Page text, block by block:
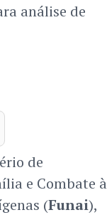
análise de
de
e Combate à
(Funai),